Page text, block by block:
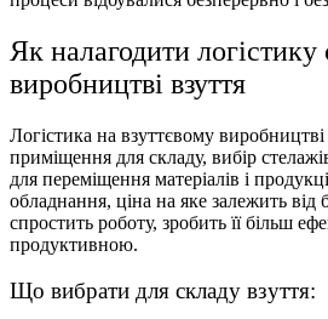
Як налагодити логістику
виробництві взуття
Логістика на взуттєвому
приміщення для складу, вибір
для переміщення матеріалів і
обладнання, ціна на яке залежить від
спростить роботу, зробить її більш
продуктивною.
Що вибрати для складу взуття: